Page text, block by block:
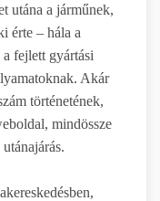
utána a járműnek,
érte – hála a
fejlett gyártási
Akár
történetének,
mindössze